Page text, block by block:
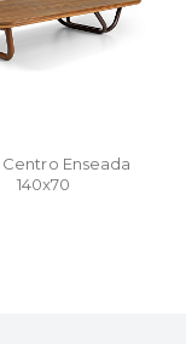
Centro Enseada
140x70